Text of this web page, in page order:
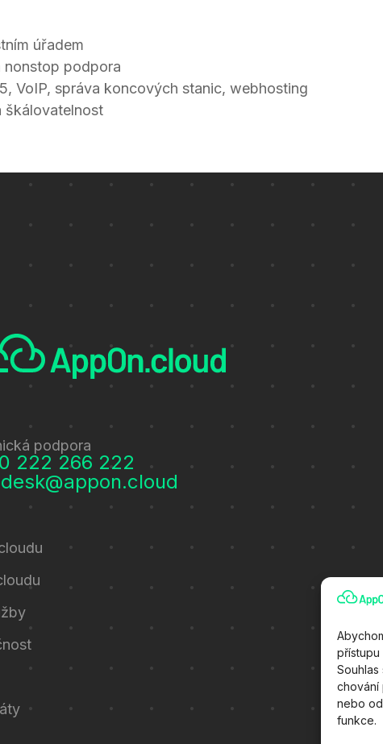
chování
nebo
funkce.
úřadem
nonstop podpora
VoIP, správa koncových stanic, webhosting
škálovatelnost
podpora
222 266 222